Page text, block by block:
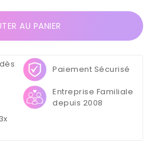
AU PANIER
Paiement Sécurisé
Entreprise Familiale
depuis 2008